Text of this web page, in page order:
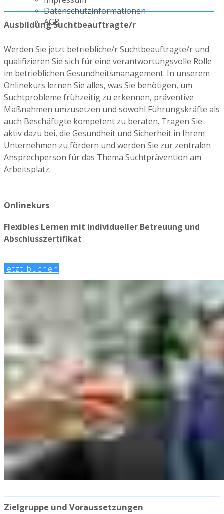
Datenschutzinformationen
AGB
Ausbildung Suchtbeauftragte/r
Werden Sie jetzt betriebliche/r Suchtbeauftragte/r und
qualifizieren Sie sich für eine verantwortungsvolle Rolle
im betrieblichen Gesundheitsmanagement. In unserem
Onlinekurs lernen Sie alles, was Sie benötigen, um
Suchtprobleme frühzeitig zu erkennen, präventive
Maßnahmen umzusetzen und sowohl Führungskräfte als
auch Beschäftigte kompetent zu beraten. Tragen Sie
aktiv dazu bei, die Gesundheit und Sicherheit in Ihrem
Unternehmen zu fördern und werden Sie zur zentralen
Ansprechperson für das Thema Suchtprävention am
Arbeitsplatz.
Onlinekurs
Flexibles Lernen mit individueller Betreuung und
Abschlusszertifikat
Jetzt buchen
Zielgruppe und Voraussetzungen